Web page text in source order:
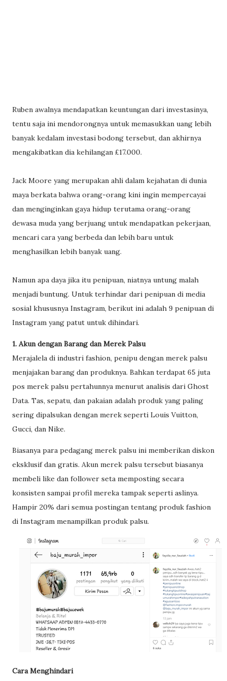
Ruben awalnya mendapatkan keuntungan dari investasinya,
tentu saja ini mendorongnya untuk memasukkan uang lebih
banyak kedalam investasi bodong tersebut, dan akhirnya
mengakibatkan dia kehilangan £17.000.
Jack Moore yang merupakan ahli dalam kejahatan di dunia
maya berkata bahwa orang-orang kini ingin mempercayai
dan menginginkan gaya hidup terutama orang-orang
dewasa muda yang berjuang untuk mendapatkan pekerjaan,
mencari cara yang berbeda dan lebih baru untuk
menghasilkan lebih banyak uang.
Namun apa daya jika itu penipuan, niatnya untung malah
menjadi buntung. Untuk terhindar dari penipuan di media
sosial khususnya Instagram, berikut ini adalah 9 penipuan di
Instagram yang patut untuk dihindari.
1. Akun dengan Barang dan Merek Palsu
Merajalela di industri fashion, penipu dengan merek palsu
menjajakan barang dan produknya. Bahkan terdapat 65 juta
pos merek palsu pertahunnya menurut analisis dari Ghost
Data. Tas, sepatu, dan pakaian adalah produk yang paling
sering dipalsukan dengan merek seperti Louis Vuitton,
Gucci, dan Nike.
Biasanya para pedagang merek palsu ini memberikan diskon
eksklusif dan gratis. Akun merek palsu tersebut biasanya
membeli like dan follower seta memposting secara
konsisten sampai profil mereka tampak seperti aslinya.
Hampir 20% dari semua postingan tentang produk fashion
di Instagram menampilkan produk palsu.
Cara Menghindari